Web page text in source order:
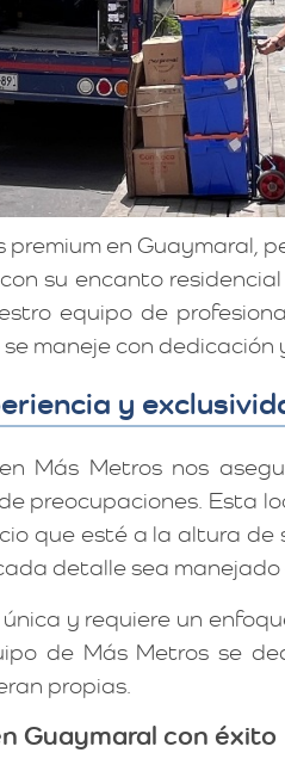
en Guaymaral,
su encanto
equipo de
maneje con dedicación
y
Más Metros nos
preocupaciones. Esta
que esté a la altura
detalle sea
y requiere un
de Más Metros se
propias.
Guaymaral con éxito